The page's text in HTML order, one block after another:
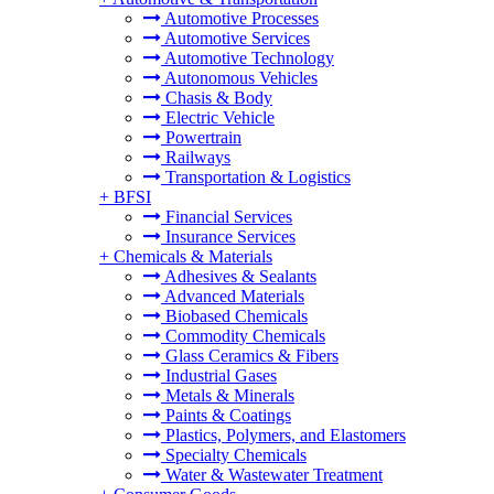
Automotive Processes
Automotive Services
Automotive Technology
Autonomous Vehicles
Chasis & Body
Electric Vehicle
Powertrain
Railways
Transportation & Logistics
+ BFSI
Financial Services
Insurance Services
+ Chemicals & Materials
Adhesives & Sealants
Advanced Materials
Biobased Chemicals
Commodity Chemicals
Glass Ceramics & Fibers
Industrial Gases
Metals & Minerals
Paints & Coatings
Plastics, Polymers, and Elastomers
Specialty Chemicals
Water & Wastewater Treatment